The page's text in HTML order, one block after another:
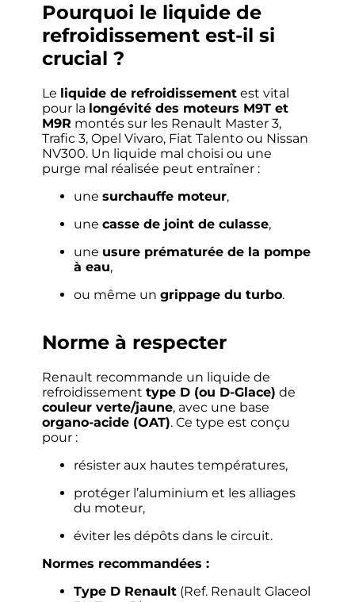
Pourquoi le liquide de
refroidissement est-il si
crucial ?
Le liquide de refroidissement est vital
pour la longévité des moteurs M9T et
M9R montés sur les Renault Master 3,
Trafic 3, Opel Vivaro, Fiat Talento ou Nissan
NV300. Un liquide mal choisi ou une
purge mal réalisée peut entraîner :
une surchauffe moteur,
une casse de joint de culasse,
une usure prématurée de la pompe
à eau,
ou même un grippage du turbo.
Norme à respecter
Renault recommande un liquide de
refroidissement type D (ou D-Glace) de
couleur verte/jaune, avec une base
organo-acide (OAT). Ce type est conçu
pour :
résister aux hautes températures,
protéger l’aluminium et les alliages
du moteur,
éviter les dépôts dans le circuit.
Normes recommandées :
Type D Renault (Ref. Renault Glaceol